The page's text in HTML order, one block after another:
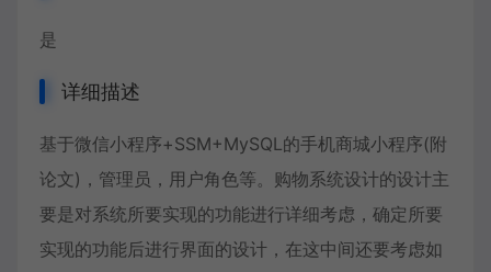
是
详细描述
基于微信小程序+SSM+MySQL的手机商城小程序(附
论文)，管理员，用户角色等。购物系统设计的设计主
要是对系统所要实现的功能进行详细考虑，确定所要
实现的功能后进行界面的设计，在这中间还要考虑如